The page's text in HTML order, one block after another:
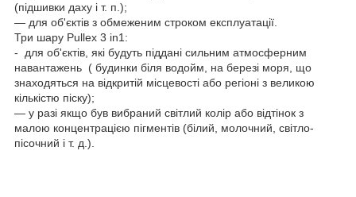
(підшивки даху і т. п.);
― для об'єктів з обмеженим строком експлуатації.
Три шару Pullex 3 in1:
-
для об'єктів, які будуть піддані сильним атмосферним
навантажень ( будинки біля водойм, на березі моря, що
знаходяться на відкритій місцевості або регіоні з великою
кількістю піску);
― у разі якщо був вибраний світлий колір або відтінок з
малою концентрацією пігментів (білий, молочний, світло-
пісочний і т. д.).